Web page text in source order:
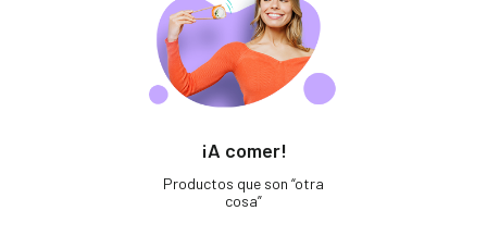
¡A comer!
Productos que son “otra
cosa”